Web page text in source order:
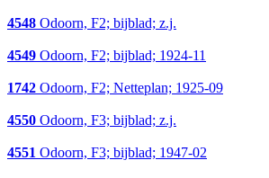
4548 Odoorn, F2; bijblad; z.j.
4549 Odoorn, F2; bijblad; 1924-11
1742 Odoorn, F2; Netteplan; 1925-09
4550 Odoorn, F3; bijblad; z.j.
4551 Odoorn, F3; bijblad; 1947-02